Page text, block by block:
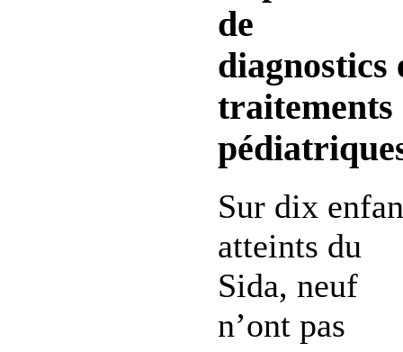
de
diagnostics
traitements
Sur dix
atteints du
Sida, neuf
n’ont pas